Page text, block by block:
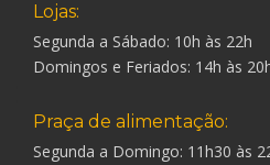
Lojas:
Segunda a Sábado: 10h às 22h
Domingos e Feriados: 14h às
Praça de alimentação:
Segunda a Domingo: 11h30 às